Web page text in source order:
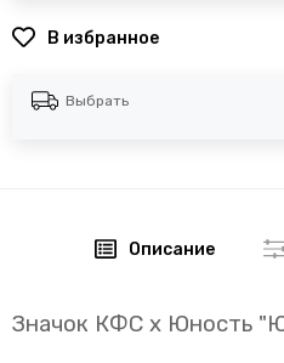
В избранное
Выбрать
Описание
Значок КФС х Юность